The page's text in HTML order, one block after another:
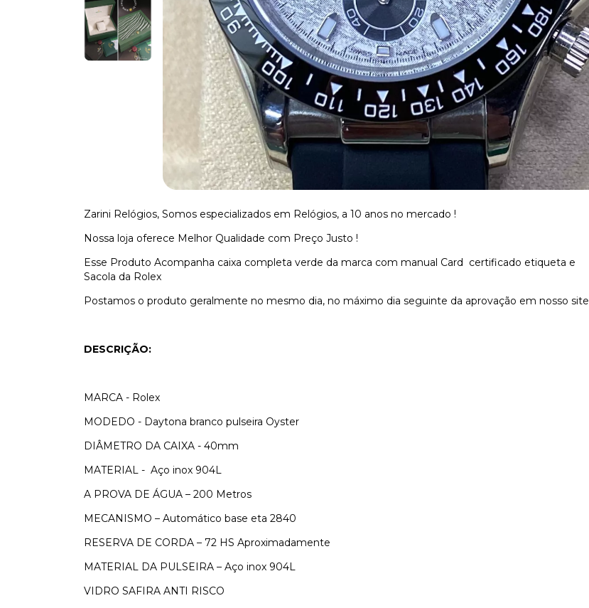
Zarini Relógios, Somos especializados em Relógios, a 10 anos no mercado !
Nossa loja oferece Melhor Qualidade com Preço Justo !
Esse Produto Acompanha caixa completa verde da marca com manual Card
certificado etiqueta e
Sacola da Rolex
Postamos o produto geralmente no mesmo dia, no máximo dia seguinte da aprovação em nosso site
DESCRIÇÃO:
MARCA - Rolex
MODEDO - Daytona branco pulseira Oyster
DIÂMETRO DA CAIXA - 40mm
MATERIAL - Aço inox 904L
A PROVA DE ÁGUA – 200 Metros
MECANISMO – Automático base eta 2840
RESERVA DE CORDA – 72 HS Aproximadamente
MATERIAL DA PULSEIRA – Aço inox 904L
VIDRO SAFIRA ANTI RISCO